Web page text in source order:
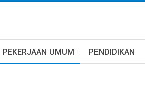
PEKERJAAN UMUM PENDIDIKAN